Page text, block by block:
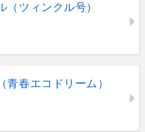
（ツィンクル号）
青春エコドリーム）